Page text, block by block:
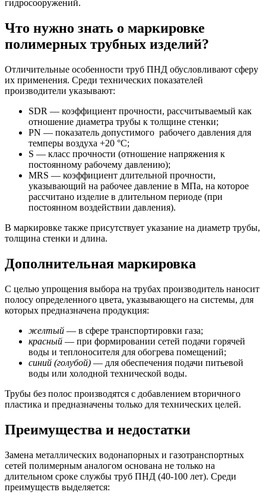
гидросооружений.
Что нужно знать о маркировке
полимерных трубных изделий?
Отличительные особенности труб ПНД обусловливают сферу
их применения. Среди технических показателей
производители указывают:
SDR — коэффициент прочности, рассчитываемый как
отношение диаметра трубы к толщине стенки;
PN — показатель допустимого рабочего давления для
темперы воздуха +20 °C;
S — класс прочности (отношение напряжения к
постоянному рабочему давлению);
MRS — коэффициент длительной прочности,
указывающий на рабочее давление в МПа, на которое
рассчитано изделие в длительном периоде (при
постоянном воздействии давления).
В маркировке также присутствует указание на диаметр трубы,
толщина стенки и длина.
Дополнительная маркировка
С целью упрощения выбора на трубах производитель наносит
полосу определенного цвета, указывающего на системы, для
которых предназначена продукция:
желтый — в сфере транспортировки газа;
красный — при формировании сетей подачи горячей
воды и теплоносителя для обогрева помещений;
синий (голубой) — для обеспечения подачи питьевой
воды или холодной технической воды.
Трубы без полос производятся с добавлением вторичного
пластика и предназначены только для технических целей.
Преимущества и недостатки
Замена металлических водонапорных и газотранспортных
сетей полимерным аналогом основана не только на
длительном сроке службы труб ПНД (40-100 лет). Среди
преимуществ выделяется: